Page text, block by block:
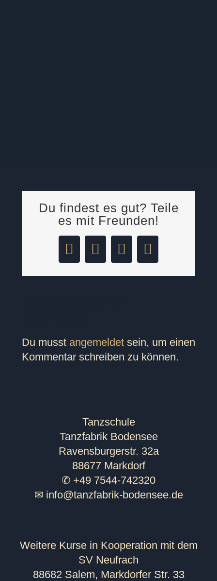
Du findest es gut? Teile
es mit Freunden!
Facebook
LinkedIn
Pinterest
E-
Du musst angemeldetsein, um einen
Kommentar schreiben zu können.
Tanzschule
Tanzfabrik Bodensee
Ravensburgerstr. 32a
88677 Markdorf
✆ +49 7544-742320
✉ info@tanzfabrik-bodensee.de
Weitere Kurse in Kooperation mit dem
SV Neufrach
88682 Salem, Markdorfer Str. 33